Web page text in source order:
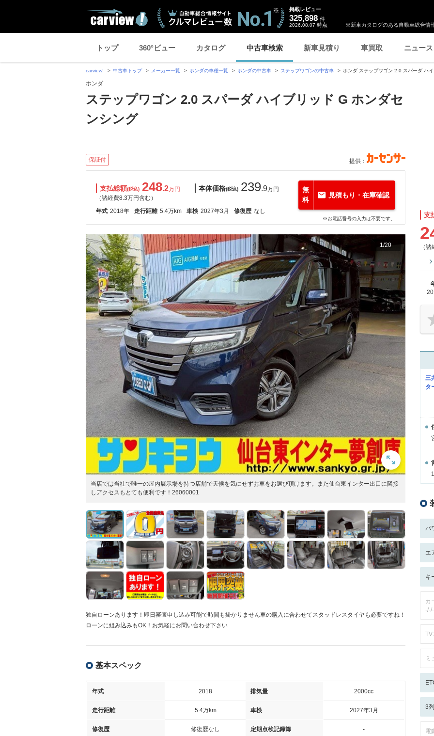
※新車カタログのある自動車総合情
掲載レビュー
325,898 件
2026.08.07 時点
トップ 360°ビュー カタログ 中古車検索 新車見積り 車買取 ニュース
carview! 中古車トップ メーカー一覧 ホンダの車種一覧 ホンダの中古車 ステップワゴンの中古車 ホンダ ステップワゴン 2.0 スパーダ ハ
ホンダ
ステップワゴン 2.0 スパーダ ハイブリッド G ホンダセ
ンシング
保証付 提供：
支払総額(税込) 248.2万円
（諸経費8.3万円含む）
本体価格(税込) 239.9万円
年式 2018年 走行距離 5.4万km 車検 2027年3月 修復歴 なし
無
料
見積もり・在庫確認
※お電話番号の入力は不要です。
1/20
当店では当社で唯一の屋内展示場を持つ店舗で天候を気にせずお車をお選び頂けます。また仙台東インター出口に隣接
しアクセスもとても便利です！26060001
独自ローンあります！即日審査申し込み可能で時間も掛かりません車の購入に合わせてスタッドレスタイヤも必要ですね！
ローンに組み込みもOK！お気軽にお問い合わせ下さい
基本スペック
年式 2018 排気量 2000cc
走行距離 5.4万km 車検 2027年3月
修復歴 修復歴なし 定期点検記録簿 -
支
（
三
タ
パ
エ
キ
カ
ミ
3
電